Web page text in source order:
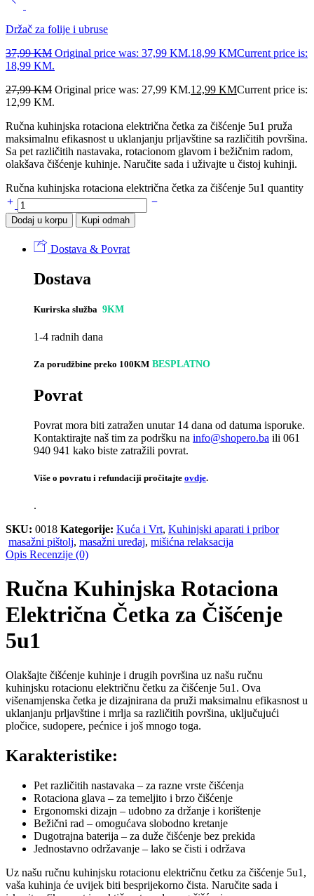
Držač za folije i ubruse
37,99KM Original price was: 37,99 KM.18,99 KMCurrent price is:
18,99 KM.
27,99KM Original price was: 27,99 KM.12,99 KMCurrent price is:
12,99 KM.
Ručna kuhinjska rotaciona električna četka za čišćenje 5u1 pruža
maksimalnu efikasnost u uklanjanju prljavštine sa različitih površina.
Sa pet različitih nastavaka, rotacionom glavom i bežičnim radom,
olakšava čišćenje kuhinje. Naručite sada i uživajte u čistoj kuhinji.
Ručna kuhinjska rotaciona električna četka za čišćenje 5u1 quantity
Dodaj u korpu Kupi odmah
Dostava & Povrat
Dostava
Kurirska služba 9KM
1-4 radnih dana
Za porudžbine preko 100KM BESPLATNO
Povrat
Povrat mora biti zatražen unutar 14 dana od datuma isporuke.
Kontaktirajte naš tim za podršku na info@shopero.ba ili 061
940 941 kako biste zatražili povrat.
Više o povratu i refundaciji pročitajte ovdje.
.
SKU: 0018 Kategorije: Kuća i Vrt, Kuhinjski aparati i pribor
masažni pištolj, masažni uređaj, mišićna relaksacija
Opis Recenzije (0)
Ručna Kuhinjska Rotaciona
Električna Četka za Čišćenje
5u1
Olakšajte čišćenje kuhinje i drugih površina uz našu ručnu
kuhinjsku rotacionu električnu četku za čišćenje 5u1. Ova
višenamjenska četka je dizajnirana da pruži maksimalnu efikasnost u
uklanjanju prljavštine i mrlja sa različitih površina, uključujući
pločice, sudopere, pećnice i još mnogo toga.
Karakteristike:
Pet različitih nastavaka – za razne vrste čišćenja
Rotaciona glava – za temeljito i brzo čišćenje
Ergonomski dizajn – udobno za držanje i korištenje
Bežični rad – omogućava slobodno kretanje
Dugotrajna baterija – za duže čišćenje bez prekida
Jednostavno održavanje – lako se čisti i održava
Uz našu ručnu kuhinjsku rotacionu električnu četku za čišćenje 5u1,
vaša kuhinja će uvijek biti besprijekorno čista. Naručite sada i